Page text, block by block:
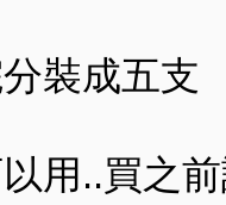
裝成五支
用..買之